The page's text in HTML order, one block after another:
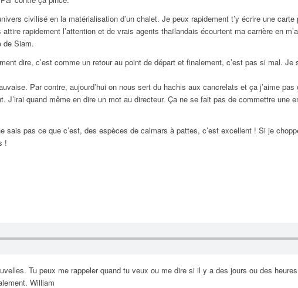
civilisé en la matérialisation d’un chalet. Je peux rapidement t’y écrire une
attire rapidement l’attention et de vrais agents thaïlandais écourtent ma carrière en
de Siam.
dire, c’est comme un retour au point de départ et finalement, c’est pas si mal. Je
Par contre, aujourd’hui on nous sert du hachis aux cancrelats et ça j’aime pas
J’irai quand même en dire un mot au directeur. Ça ne se fait pas de commettre une
pas ce que c’est, des espèces de calmars à pattes, c’est excellent ! Si je
!
Tu peux me rappeler quand tu veux ou me dire si il y a des jours ou des
William